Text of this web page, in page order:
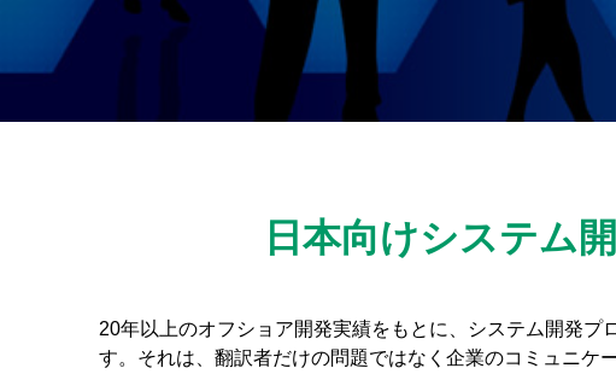
日本向けシステ
20年以上のオフショア開発実績をもとに、システム開発
す。それは、翻訳者だけの問題ではなく企業のコミュニケ